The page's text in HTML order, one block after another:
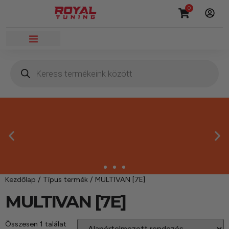
0
Megbízható termékek
Kínálatunkban kizárólag olyan termékek
Kezdőlap / Típus termék / MULTIVAN [7E]
MULTIVAN [7E]
Összesen 1 találat